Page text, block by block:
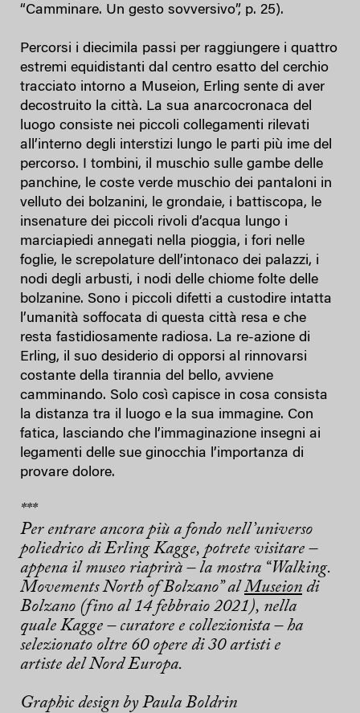
“Camminare. Un gesto sovversivo”, p. 25).
Percorsi i diecimila passi per raggiungere i quattro
estremi equidistanti dal centro esatto del cerchio
tracciato intorno a Museion, Erling sente di aver
decostruito la città. La sua anarcocronaca del
luogo consiste nei piccoli collegamenti rilevati
all’interno degli interstizi lungo le parti più ime del
percorso. I tombini, il muschio sulle gambe delle
panchine, le coste verde muschio dei pantaloni in
velluto dei bolzanini, le grondaie, i battiscopa, le
insenature dei piccoli rivoli d’acqua lungo i
marciapiedi annegati nella pioggia, i fori nelle
foglie, le screpolature dell’intonaco dei palazzi, i
nodi degli arbusti, i nodi delle chiome folte delle
bolzanine. Sono i piccoli difetti a custodire intatta
l’umanità soffocata di questa città resa e che
resta fastidiosamente radiosa. La re-azione di
Erling, il suo desiderio di opporsi al rinnovarsi
costante della tirannia del bello, avviene
camminando. Solo così capisce in cosa consista
la distanza tra il luogo e la sua immagine. Con
fatica, lasciando che l’immaginazione insegni ai
legamenti delle sue ginocchia l’importanza di
provare dolore.
***
Per entrare ancora più a fondo nell’universo
poliedrico di Erling Kagge, potrete visitare –
appena il museo riaprirà – la mostra “Walking.
Movements North of Bolzano” alMuseion di
Bolzano (fino al 14 febbraio 2021), nella
quale Kagge – curatore e collezionista – ha
selezionato oltre 60 opere di 30 artisti e
artiste del Nord Europa.
Graphic design by Paula Boldrin